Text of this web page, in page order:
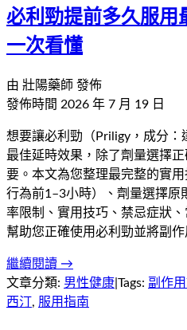
必利勁提前多久服用
一次看懂
由 壯陽藥師 發佈
發佈時間 2026 年 7 月 19 日
想要讓必利勁（Priligy，成分
最佳延時效果，除了劑量選擇
要。本文為您整理最完整的實
行為前1–3小時）、劑量選擇原
率限制、實用技巧、禁忌症狀
幫助您正確使用必利勁並將副作
繼續閱讀 →
文章分類: 男性健康 Tags: 副作
西汀 , 服用指南